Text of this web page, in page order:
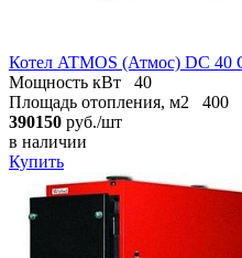
Котел ATMOS (Атмос) DC 40
Мощность кВт
40
Площадь отопления, м2
400
390150 руб./шт
в наличии
Купить